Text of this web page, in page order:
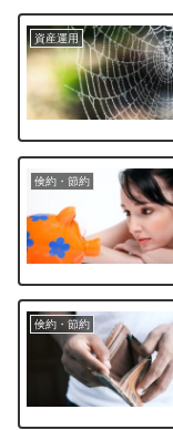
資産運用
倹約・節約
倹約・節約